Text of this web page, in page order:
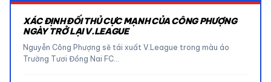
XÁC ĐỊNH ĐỐI THỦ CỰC MẠNH CỦA CÔNG PHƯỢNG
NGÀY TRỞ LẠI V.LEAGUE
Nguyễn Công Phượng sẽ tái xuất V.League trong màu áo
Trường Tươi Đồng Nai FC…